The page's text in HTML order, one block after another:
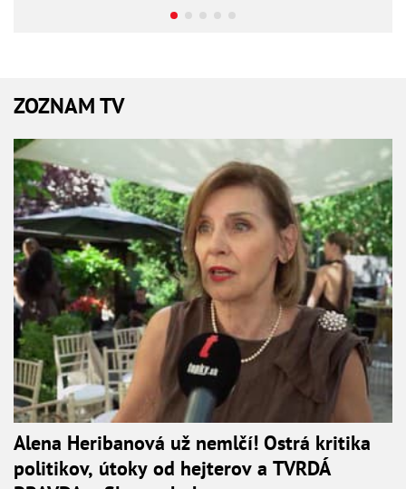
ZOZNAM TV
Alena Heribanová už nemlčí! Ostrá kritika
politikov, útoky od hejterov a TVRDÁ